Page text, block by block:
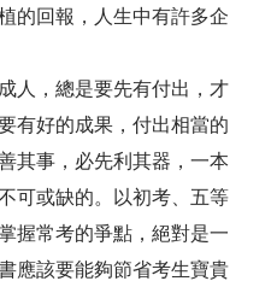
回報，人生中有許多企
，總是要先有付出，才
有好的成果，付出相當的
其事，必先利其器，一本
可或缺的。以初考、五等
握常考的爭點，絕對是一
應該要能夠節省考生寶貴